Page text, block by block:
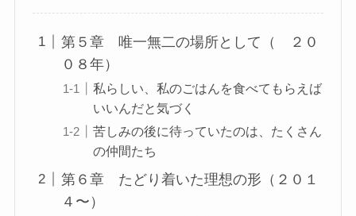
第５章 唯一無二の場所として（ ２０
０８年）
私らしい、私のごはんを食べてもらえば
いいんだと気づく
苦しみの後に待っていたのは、たくさん
の仲間たち
第６章 たどり着いた理想の形（２０１
４〜）